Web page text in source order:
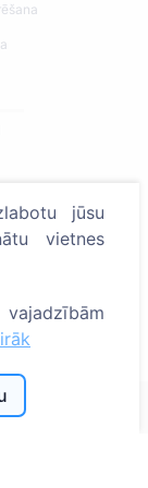
jūsu
vietnes